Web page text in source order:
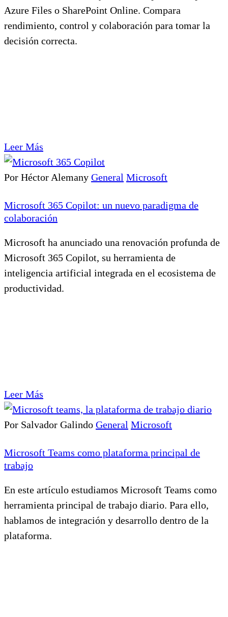
Azure Files o SharePoint Online. Compara
rendimiento, control y colaboración para tomar la
decisión correcta.
Leer Más
Por Héctor Alemany General Microsoft
Microsoft 365 Copilot: un nuevo paradigma de
colaboración
Microsoft ha anunciado una renovación profunda de
Microsoft 365 Copilot, su herramienta de
inteligencia artificial integrada en el ecosistema de
productividad.
Leer Más
Por Salvador Galindo General Microsoft
Microsoft Teams como plataforma principal de
trabajo
En este artículo estudiamos Microsoft Teams como
herramienta principal de trabajo diario. Para ello,
hablamos de integración y desarrollo dentro de la
plataforma.